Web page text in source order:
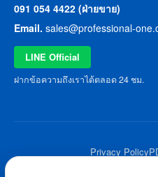
091 054 4422 (ฝ่ายขาย)
Email. sales@professional-
LINE Official
ฝากข้อความถึงเราได้ตลอด 24 ชม.
Privacy Policy